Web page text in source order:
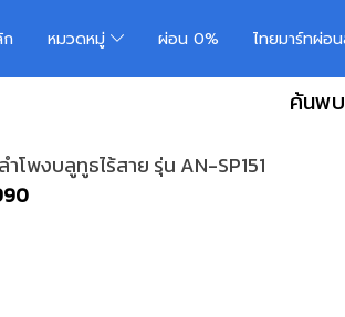
หมวดหมู่ ผ่อน 0% ไทยมาร์ทผ่อ
ค้นพบ
ำโพงบลูทูธไร้สาย รุ่น AN-SP151